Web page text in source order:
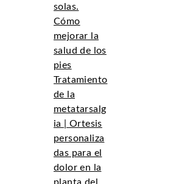
solas.
Cómo
mejorar la
salud de los
pies
Tratamiento
de la
metatarsalg
ia | Ortesis
personaliza
das para el
dolor en la
planta del